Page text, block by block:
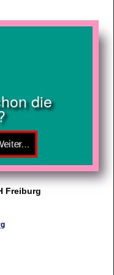
die
Freiburg